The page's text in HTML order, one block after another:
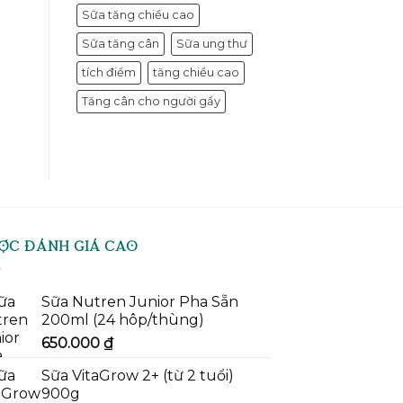
Sữa tăng chiều cao
Sữa tăng cân Sữa ung thư
tích điểm tăng chiều cao
Tăng cân cho người gầy
ĐÁNH GIÁ CAO
Sữa Nutren Junior Pha Sẵn
200ml (24 hôp/thùng)
650.000 ₫
Sữa VitaGrow 2+ (từ 2 tuổi)
900g